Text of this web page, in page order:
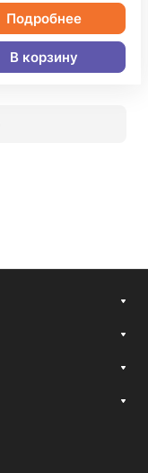
Подробнее
В корзину